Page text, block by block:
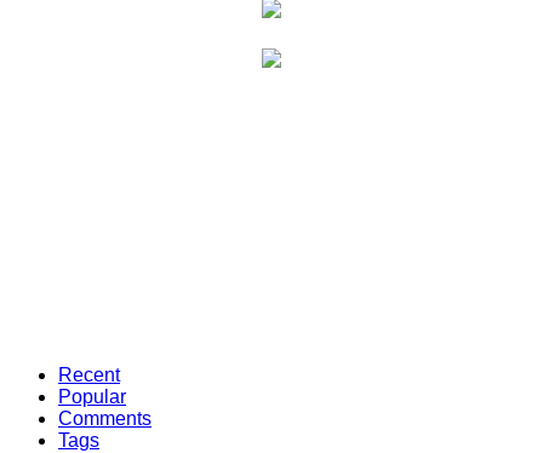
Recent
Popular
Comments
Tags